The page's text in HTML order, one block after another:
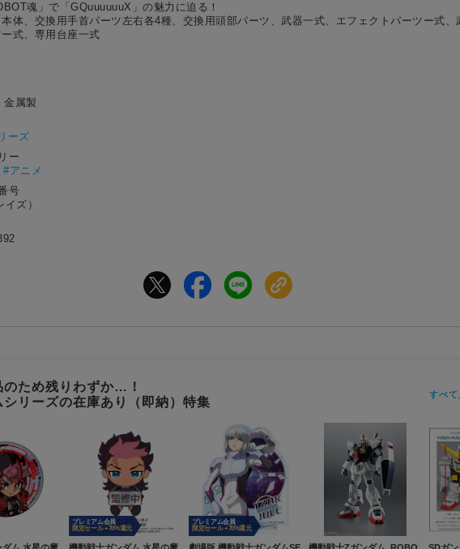
魂」で「GQuuuuuuX」の魅力に迫る！
体、交換用手首パーツ左右各4種、交換用頭部パーツ、武器一式、エフェクトパーツー式、
式、専用台座一式
金属製
ーズ
ー
#アニメ
号
ズ）
のため残りわずか…！
シリーズの在庫あり（即納）特集
すべ
プレミアム会員
限定セール +70%還元
プレミアム会員
限定セール +70%還元